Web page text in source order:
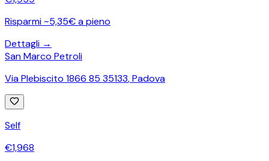
Risparmi ~5,35€ a pieno
Dettagli →
San Marco Petroli
Via Plebiscito 1866 85 35133,Padova
Self
€1,968